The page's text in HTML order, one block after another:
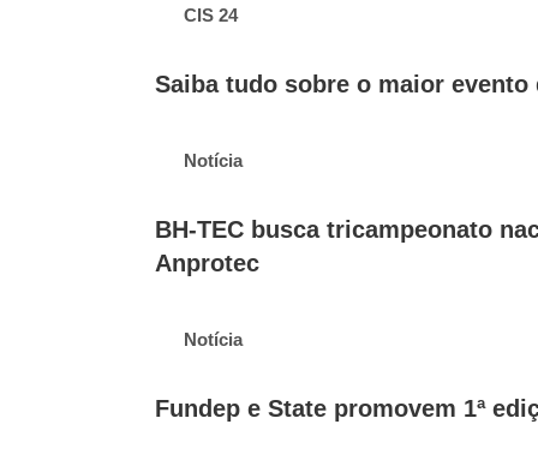
CIS 24
Saiba tudo sobre o maior
Notícia
BH-TEC busca tricampeonato
Anprotec
Notícia
Fundep e State promovem 1ª